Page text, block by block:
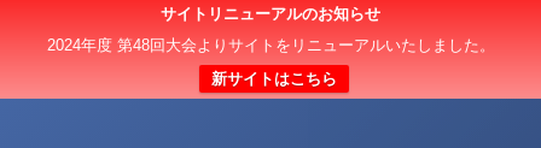
サイトリニューアルのお知らせ
2024年度 第48回大会よりサイトをリニューアルいたしました。
新サイトはこちら